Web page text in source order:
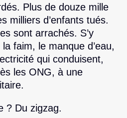
Plus de douze mille
milliers d’enfants tués.
sont arrachés. S’y
faim, le manque d’eau,
qui conduisent,
les ONG, à une
? Du zigzag.